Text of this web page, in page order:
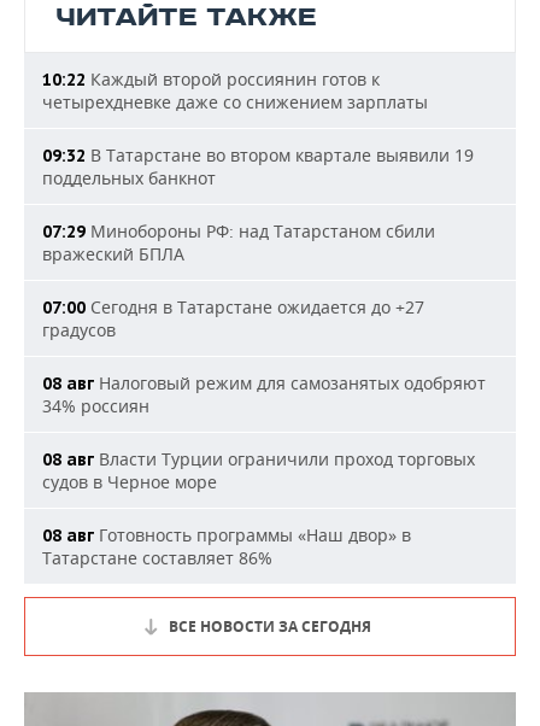
ЧИТАЙТЕ ТАКЖЕ
10:22 Каждый второй россиянин готов к
четырехдневке даже со снижением зарплаты
09:32 В Татарстане во втором квартале выявили 19
поддельных банкнот
07:29 Минобороны РФ: над Татарстаном сбили
вражеский БПЛА
07:00 Сегодня в Татарстане ожидается до +27
градусов
08 авг Налоговый режим для самозанятых одобряют
34% россиян
08 авг Власти Турции ограничили проход торговых
судов в Черное море
08 авг Готовность программы «Наш двор» в
Татарстане составляет 86%
ВСЕ НОВОСТИ ЗА СЕГОДНЯ